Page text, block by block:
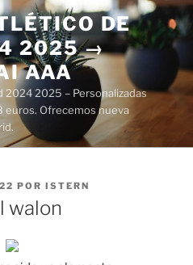
DE
2025 →
AAA
2024 2025 – Personalizadas
euros. Ofrecemos nueva
POR ISTERN
walon